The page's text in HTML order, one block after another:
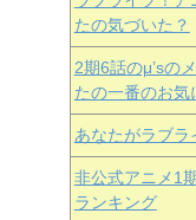
たの気づいた？
2期6話のμ’sの
たの一番のお気
あなたがラブラ
非公式アニメ1
ランキング